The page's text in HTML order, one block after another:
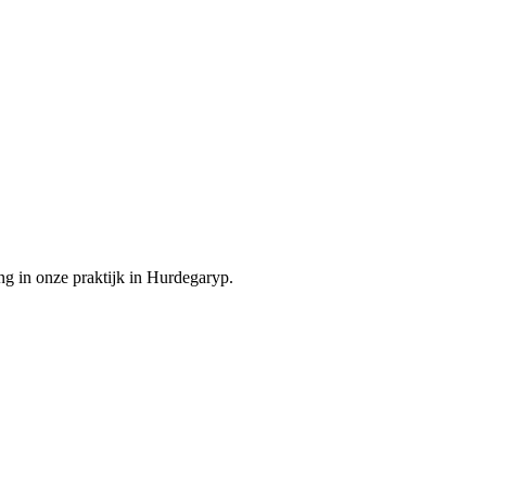
in onze praktijk in Hurdegaryp.